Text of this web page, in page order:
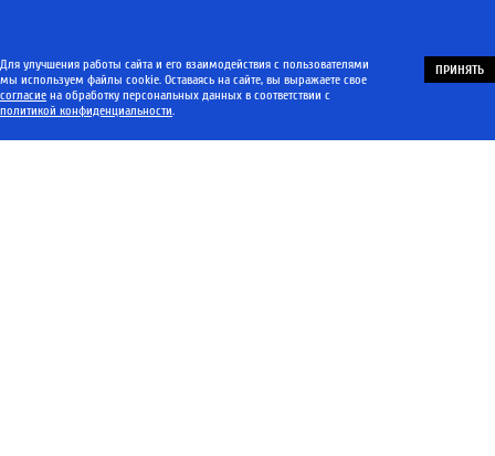
Для улучшения работы сайта и его взаимодействия с пользователями
мы используем файлы cookie. Оставаясь на сайте, вы выражаете свое
согласие на обработку персональных данных в соответствии с
политикой конфиденциальности.
ПРИНЯТЬ